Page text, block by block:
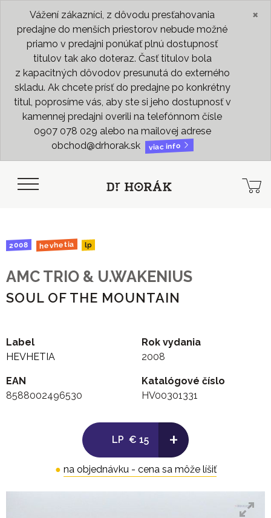
Vážení zákazníci, z dôvodu presťahovania
predajne do menších priestorov nebude možné
priamo v predajni ponúkať plnú dostupnosť
titulov tak ako doteraz. Časť titulov bola
z kapacitných dôvodov presunutá do externého
skladu. Ak chcete prísť do predajne po konkrétny
titul, poprosíme vás, aby ste si jeho dostupnosť v
kamennej predajni overili na telefónnom čísle
0907 078 029 alebo na mailovej adrese
obchod@drhorak.sk
viac info
×
2008 hevhetia lp
AMC TRIO & U.WAKENIUS
SOUL OF THE MOUNTAIN
Label
HEVHETIA
Rok vydania
2008
EAN
8588002496530
Katalógové číslo
HV00301331
LP € 15 +
● na objednávku - cena sa môže líšiť